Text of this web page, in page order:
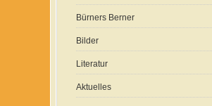
Bürners Berner
Bilder
Literatur
Aktuelles